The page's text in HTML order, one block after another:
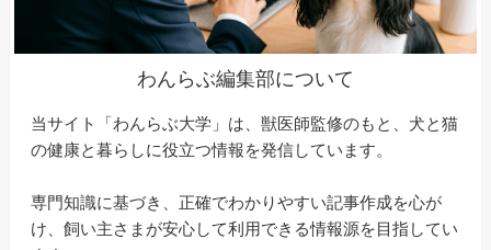
わんらぶ編集部について
当サイト「わんらぶ大学」は、獣医師監修のもと、犬と猫
の健康と暮らしに役立つ情報を発信しています。
専門知識に基づき、正確でわかりやすい記事作成を心が
け、飼い主さまが安心して利用できる情報源を目指してい